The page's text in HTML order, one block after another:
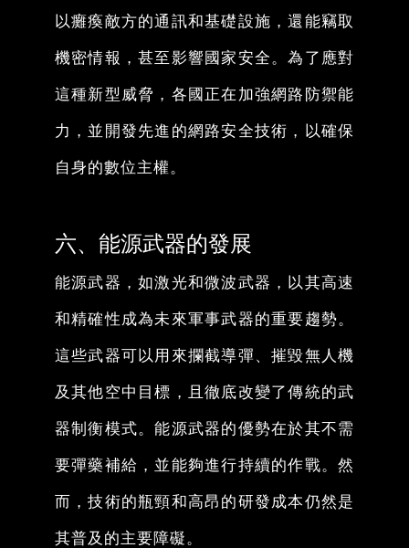
以癱瘓敵方的通訊和基礎設施，還能竊取
機密情報，甚至影響國家安全。為了應對
這種新型威脅，各國正在加強網路防禦能
力，並開發先進的網路安全技術，以確保
自身的數位主權。
六、能源武器的發展
能源武器，如激光和微波武器，以其高速
和精確性成為未來軍事武器的重要趨勢。
這些武器可以用來攔截導彈、摧毀無人機
及其他空中目標，且徹底改變了傳統的武
器制衡模式。能源武器的優勢在於其不需
要彈藥補給，並能夠進行持續的作戰。然
而，技術的瓶頸和高昂的研發成本仍然是
其普及的主要障礙。